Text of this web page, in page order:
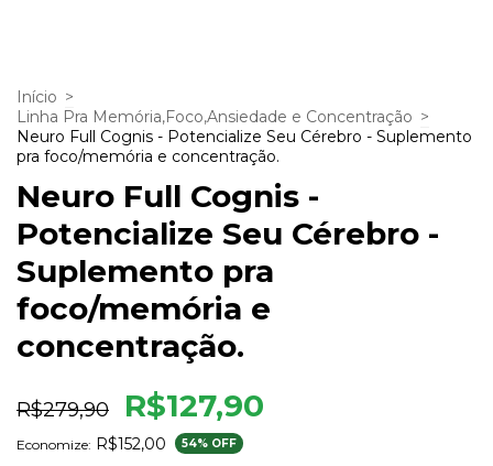
Início >
Linha Pra Memória,Foco,Ansiedade e Concentração >
Neuro Full Cognis - Potencialize Seu Cérebro - Suplemento
pra foco/memória e concentração.
Neuro Full Cognis -
Potencialize Seu Cérebro -
Suplemento pra
foco/memória e
concentração.
R$279,90 R$127,90
Economize: R$152,00 54% OFF